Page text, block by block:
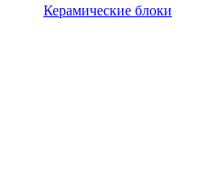
Керамические блоки